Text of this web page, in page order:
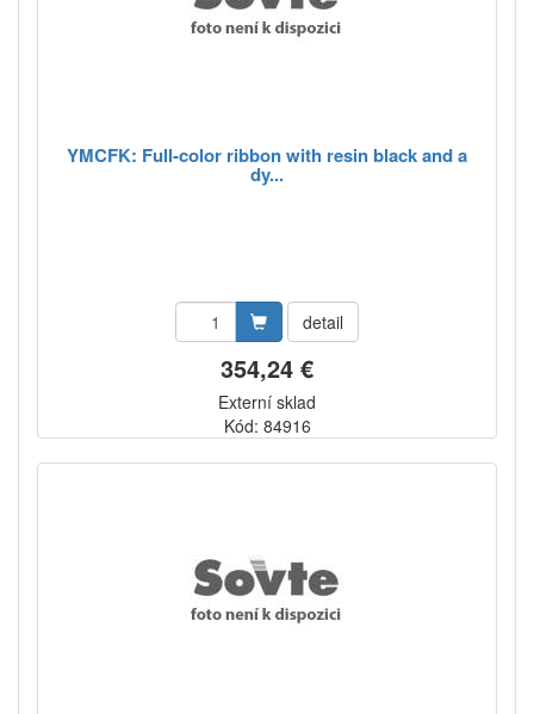
YMCFK: Full-color ribbon with resin black and a
dy...
detail
354,24 €
Externí sklad
Kód: 84916